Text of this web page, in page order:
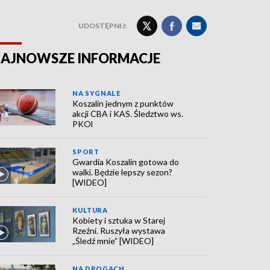
UDOSTĘPNIJ:
INFORMACJE
NA SYGNALE
Koszalin jednym z punktów
akcji CBA i KAS. Śledztwo ws.
PKOl
SPORT
Gwardia Koszalin gotowa do
walki. Będzie lepszy sezon?
[WIDEO]
KULTURA
Kobiety i sztuka w Starej
Rzeźni. Ruszyła wystawa
„Śledź mnie” [WIDEO]